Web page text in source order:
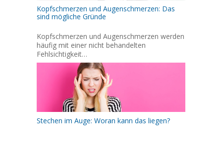
Kopfschmerzen und Augenschmerzen: Das
sind mögliche Gründe
Kopfschmerzen und Augenschmerzen werden
häufig mit einer nicht behandelten
Fehlsichtigkeit…
Stechen im Auge: Woran kann das liegen?